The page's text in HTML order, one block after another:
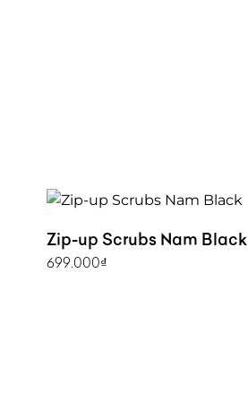
Zip-up Scrubs Nam Black
699.000₫